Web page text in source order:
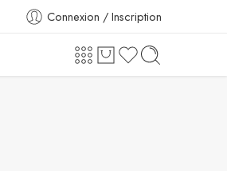
Connexion / Inscription